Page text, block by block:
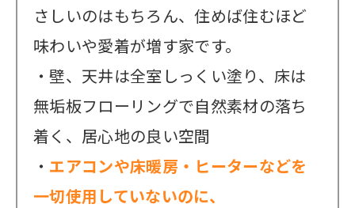
さしいのはもちろん、住めば住むほど
味わいや愛着が増す家です。
・壁、天井は全室しっくい塗り、床は
無垢板フローリングで自然素材の落ち
着く、居心地の良い空間
・ エアコンや床暖房・ヒーターなどを
一切使用していないのに、